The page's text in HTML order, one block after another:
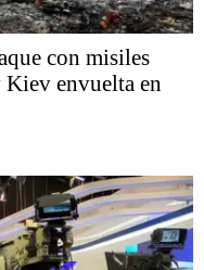
con misiles
envuelta en